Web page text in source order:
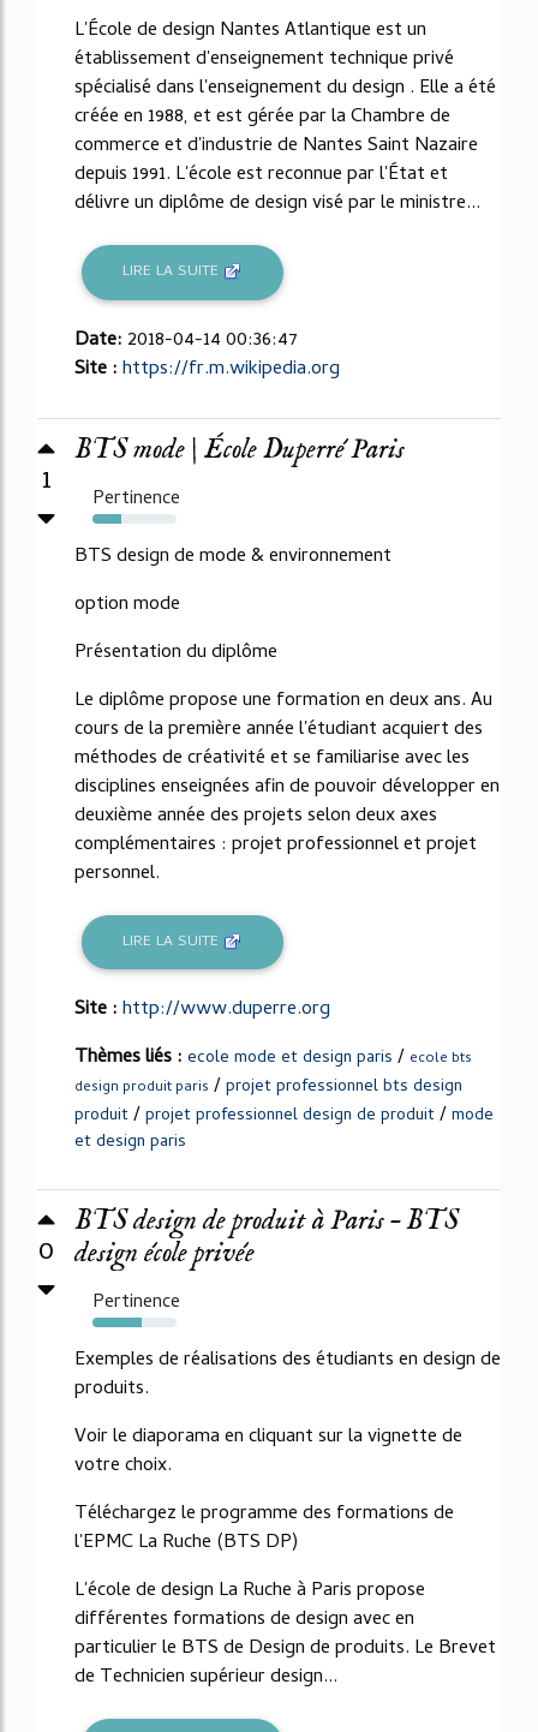
L'École de design Nantes Atlantique est un
établissement d'enseignement technique privé
spécialisé dans l'enseignement du design . Elle a été
créée en 1988, et est gérée par la Chambre de
commerce et d'industrie de Nantes Saint Nazaire
depuis 1991. L'école est reconnue par l'État et
délivre un diplôme de design visé par le ministre...
LIRE LA SUITE
Date: 2018-04-14 00:36:47
Site :https://fr.m.wikipedia.org
1
BTS mode | École Duperré Paris
Pertinence
34%
BTS design de mode & environnement
option mode
Présentation du diplôme
Le diplôme propose une formation en deux ans. Au
cours de la première année l'étudiant acquiert des
méthodes de créativité et se familiarise avec les
disciplines enseignées afin de pouvoir développer en
deuxième année des projets selon deux axes
complémentaires : projet professionnel et projet
personnel.
LIRE LA SUITE
Site :http://www.duperre.org
Thèmes liés : ecole mode et design paris / ecole bts
design produit paris /projet professionnel bts design
produit/projet professionnel design de produit/mode
et design paris
0
BTS design de produit à Paris – BTS
design école privée
Pertinence
58%
Exemples de réalisations des étudiants en design de
produits.
Voir le diaporama en cliquant sur la vignette de
votre choix.
Téléchargez le programme des formations de
l'EPMC La Ruche (BTS DP)
L'école de design La Ruche à Paris propose
différentes formations de design avec en
particulier le BTS de Design de produits. Le Brevet
de Technicien supérieur design...